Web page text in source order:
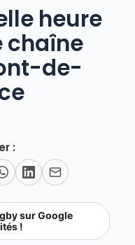
heure
chaîne
de-
:
sur Google
!